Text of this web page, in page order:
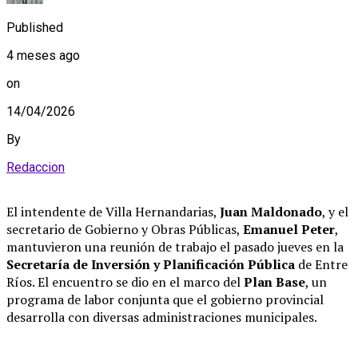
Published
4 meses ago
on
14/04/2026
By
Redaccion
El intendente de Villa Hernandarias, Juan Maldonado, y el
secretario de Gobierno y Obras Públicas, Emanuel Peter,
mantuvieron una reunión de trabajo el pasado jueves en la
Secretaría de Inversión y Planificación Pública de Entre
Ríos.El encuentro se dio en el marco delPlan Base, un
programa de labor conjunta que el gobierno provincial
desarrolla con diversas administraciones municipales.